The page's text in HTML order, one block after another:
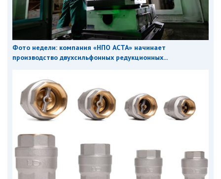
Фото недели: компания «НПО АСТА» начинает
производство двухсильфонных редукционных...